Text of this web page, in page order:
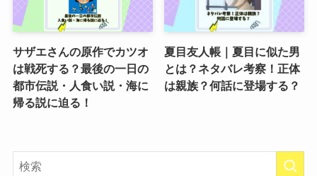
サザエさんの原作でカツオ
は戦死する？最後の一日の
都市伝説・人食い説・海に
帰る説に迫る！
夏目友人帳｜夏目に似た男
とは？ネタバレ考察！正体
は親族？何話に登場する？